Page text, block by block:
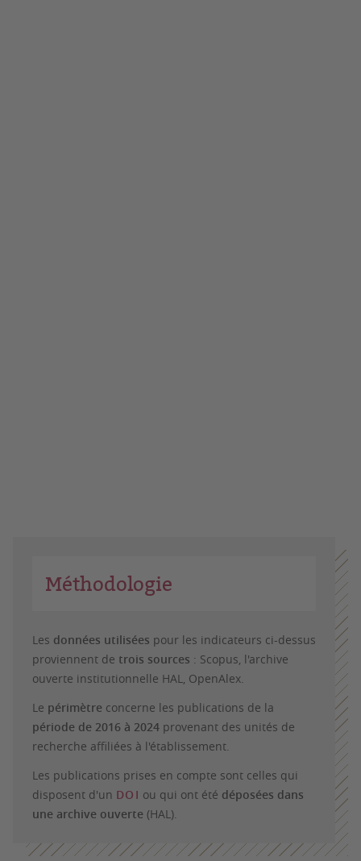
Méthodologie
Les données utilisées pour les indicateurs ci-dessus
proviennent de trois sources : Scopus, l'archive
ouverte institutionnelle HAL, OpenAlex.
Le périmètre concerne les publications de la
période de 2016 à 2024 provenant des unités de
recherche affiliées à l'établissement.
Les publications prises en compte sont celles qui
disposent d'un DOI ou qui ont été déposées dans
une archive ouverte (HAL).